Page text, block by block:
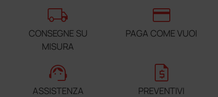
local_shipping
CONSEGNE SU
MISURA
credit_card
PAGA COME VUOI
support_agent
ASSISTENZA
request_quote
PREVENTIVI